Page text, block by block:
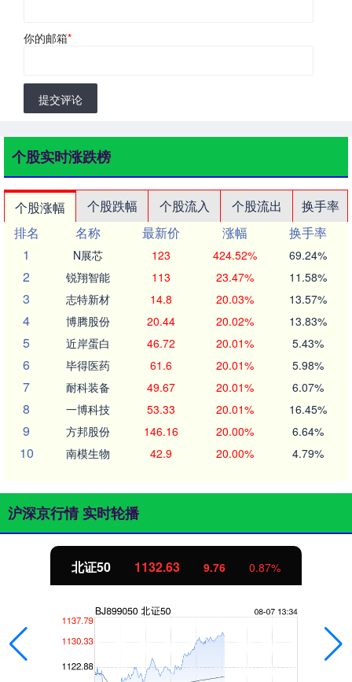
你的邮箱*
提交评论
个股实时涨跌榜
个股涨幅 个股跌幅 个股流入 个股流出
换手率
排名
名称 最新价 涨幅
换手率
1
N展芯 123 424.52% 69.24%
2 锐翔智能 113 23.47% 11.58%
3 志特新材 14.8 20.03% 13.57%
4 博腾股份 20.44 20.02% 13.83%
5 近岸蛋白 46.72 20.01% 5.43%
6 毕得医药 61.6 20.01% 5.98%
7 耐科装备 49.67 20.01% 6.07%
8 一博科技 53.33 20.01% 16.45%
9 方邦股份 146.16 20.00% 6.64%
10 南模生物 42.9 20.00% 4.79%
沪深京行情 实时轮播
北证50 1132.63 9.76 0.87%